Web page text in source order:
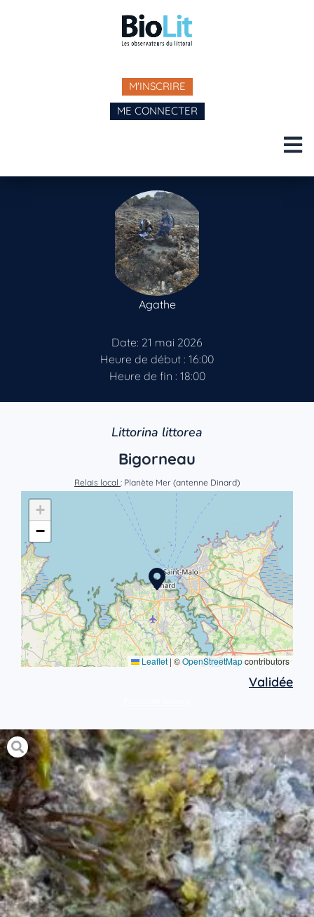
M'INSCRIRE
ME CONNECTER
Agathe
Date: 21 mai 2026
Heure de début : 16:00
Heure de fin : 18:00
Littorina littorea
Bigorneau
Relais local : Planète Mer (antenne Dinard)
+
−
Leaflet | ©OpenStreetMapcontributors
Validée